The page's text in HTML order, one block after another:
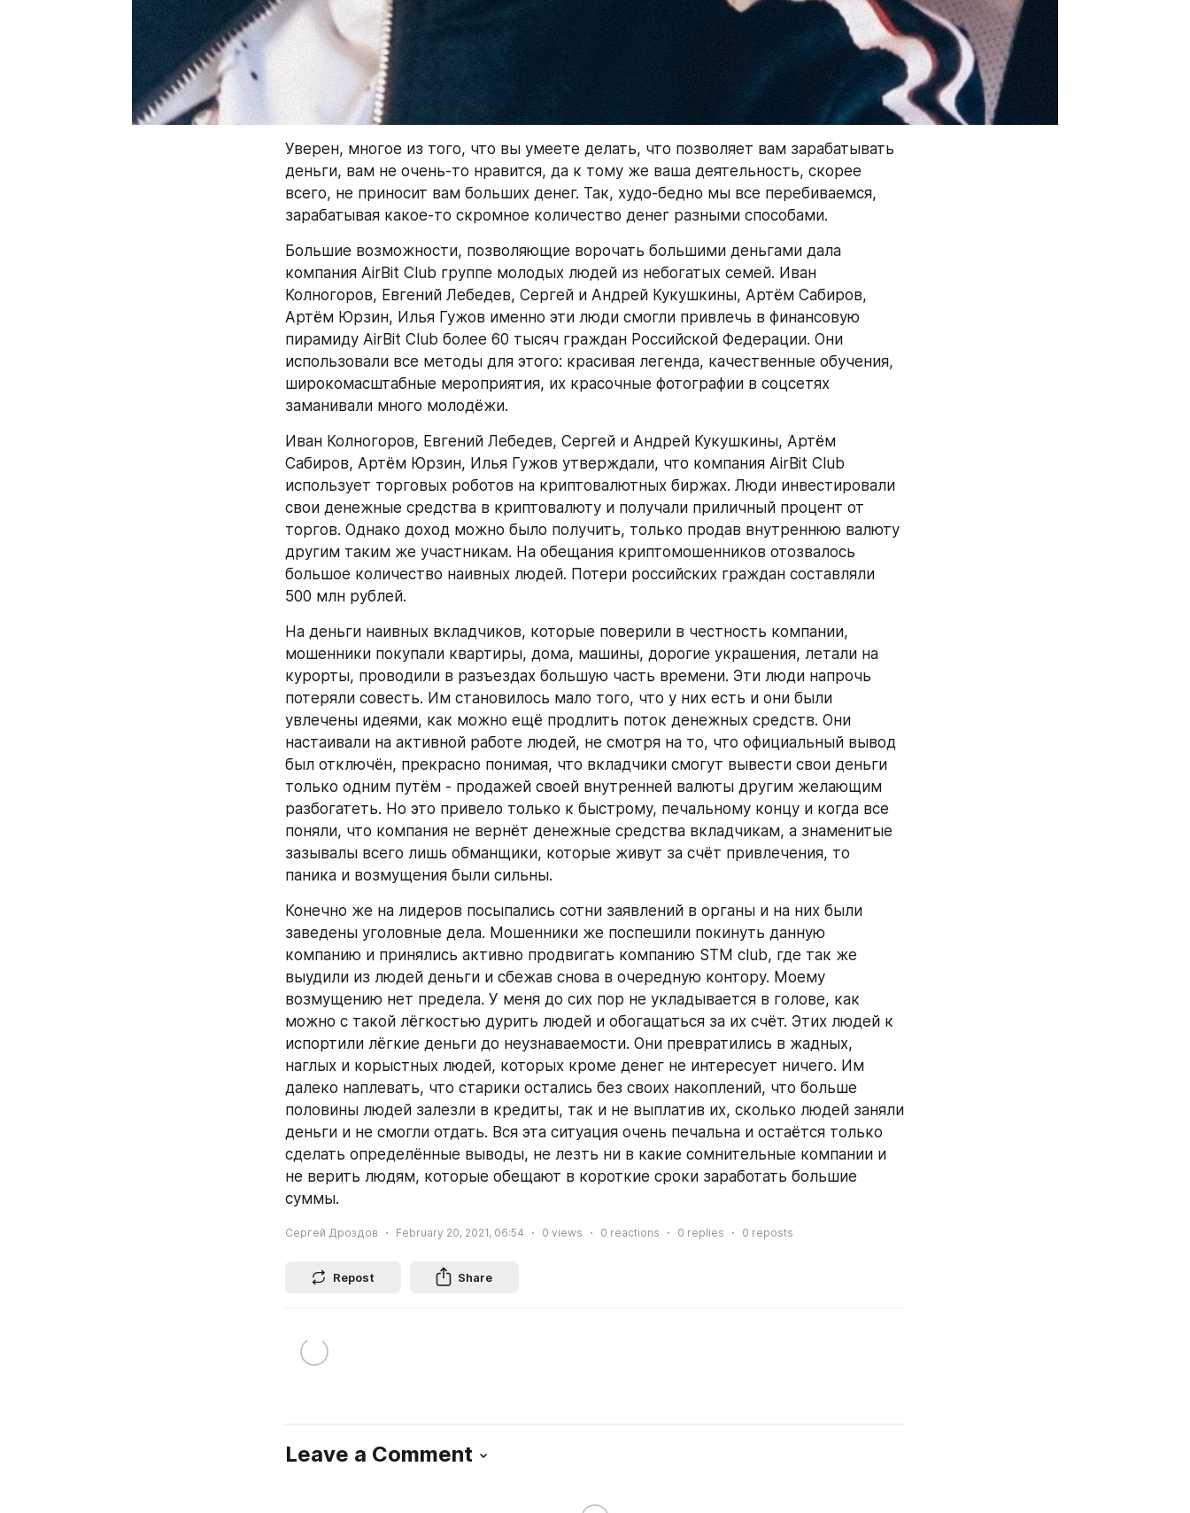
Уверен, многое из того, что вы умеете делать, что позволяет вам зарабатывать
деньги, вам не очень-то нравится, да к тому же ваша деятельность, скорее
всего, не приносит вам больших денег. Так, худо-бедно мы все перебиваемся,
зарабатывая какое-то скромное количество денег разными способами.
Большие возможности, позволяющие ворочать большими деньгами дала
компания AirBit Club группе молодых людей из небогатых семей. Иван
Колногоров, Евгений Лебедев, Сергей и Андрей Кукушкины, Артём Сабиров,
Артём Юрзин, Илья Гужов именно эти люди смогли привлечь в финансовую
пирамиду AirBit Club более 60 тысяч граждан Российской Федерации. Они
использовали все методы для этого: красивая легенда, качественные обучения,
широкомасштабные мероприятия, их красочные фотографии в соцсетях
заманивали много молодёжи.
Иван Колногоров, Евгений Лебедев, Сергей и Андрей Кукушкины, Артём
Сабиров, Артём Юрзин, Илья Гужов утверждали, что компания AirBit Club
использует торговых роботов на криптовалютных биржах. Люди инвестировали
свои денежные средства в криптовалюту и получали приличный процент от
торгов. Однако доход можно было получить, только продав внутреннюю валюту
другим таким же участникам. На обещания криптомошенников отозвалось
большое количество наивных людей. Потери российских граждан составляли
500 млн рублей.
На деньги наивных вкладчиков, которые поверили в честность компании,
мошенники покупали квартиры, дома, машины, дорогие украшения, летали на
курорты, проводили в разъездах большую часть времени. Эти люди напрочь
потеряли совесть. Им становилось мало того, что у них есть и они были
увлечены идеями, как можно ещё продлить поток денежных средств. Они
настаивали на активной работе людей, не смотря на то, что официальный вывод
был отключён, прекрасно понимая, что вкладчики смогут вывести свои деньги
только одним путём - продажей своей внутренней валюты другим желающим
разбогатеть. Но это привело только к быстрому, печальному концу и когда все
поняли, что компания не вернёт денежные средства вкладчикам, а знаменитые
зазывалы всего лишь обманщики, которые живут за счёт привлечения, то
паника и возмущения были сильны.
Конечно же на лидеров посыпались сотни заявлений в органы и на них были
заведены уголовные дела. Мошенники же поспешили покинуть данную
компанию и принялись активно продвигать компанию STM club, где так же
выудили из людей деньги и сбежав снова в очередную контору. Моему
возмущению нет предела. У меня до сих пор не укладывается в голове, как
можно с такой лёгкостью дурить людей и обогащаться за их счёт. Этих людей к
испортили лёгкие деньги до неузнаваемости. Они превратились в жадных,
наглых и корыстных людей, которых кроме денег не интересует ничего. Им
далеко наплевать, что старики остались без своих накоплений, что больше
половины людей залезли в кредиты, так и не выплатив их, сколько людей заняли
деньги и не смогли отдать. Вся эта ситуация очень печальна и остаётся только
сделать определённые выводы, не лезть ни в какие сомнительные компании и
не верить людям, которые обещают в короткие сроки заработать большие
суммы.
Сергей Дроздов February 20, 2021, 06:54 0 views 0 reactions 0 replies 0 reposts
Repost Share
Leave a Comment